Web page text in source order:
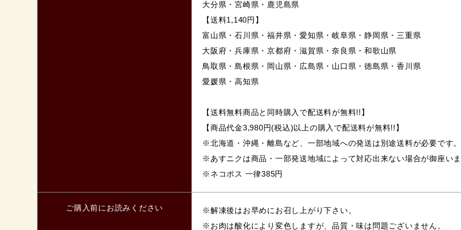
大分県・宮崎県・鹿児島県
【送料1,140円】
富山県・石川県・福井県・愛知県・岐阜県・静岡県・三重県
大阪府・兵庫県・京都府・滋賀県・奈良県・和歌山県
鳥取県・島根県・岡山県・広島県・山口県・徳島県・香川県
愛媛県・高知県
【送料無料商品と同時購入で配送料が無料!!】
【商品代金3,980円(税込)以上の購入で配送料が無料!!】
※北海道・沖縄・離島など、一部地域への発送は別途送料が必要です。
※あすニクは商品・一部発送地域によって対応出来ない場合が御座いま
※ネコポス 一律385円
ご購入前にお読みください
※解凍後はお早めにお召し上がり下さい。
※お肉は酸化により変色しますが、品質・味は問題ございません。